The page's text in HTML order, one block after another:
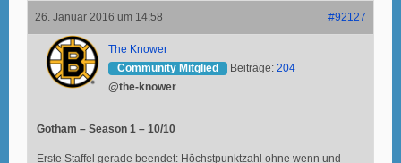
26. Januar 2016 um 14:58 #92127
The Knower
Community Mitglied
Beiträge: 204
@the-knower
Gotham – Season 1 – 10/10
Erste Staffel gerade beendet: Höchstpunktzahl ohne wenn und